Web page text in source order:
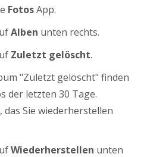
FotosApp.
Alben unten rechts.
Zuletzt gelöscht.
"Zuletzt gelöscht" finden
der letzten 30 Tage.
das Sie wiederherstellen
Wiederherstellen unten